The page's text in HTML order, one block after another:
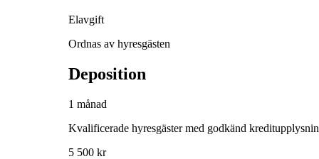
Elavgift
Ordnas av hyresgästen
Deposition
1 månad
Kvalificerade hyresgäster med godkänd
5 500 kr